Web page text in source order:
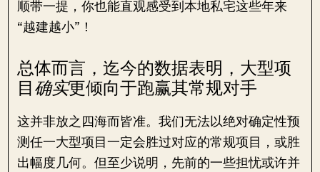
顺带一提，你也能直观感受到本地私宅这些年来
“越建越小”！
总体而言，迄今的数据表明，大型项
目确实更倾向于跑赢其常规对手
这并非放之四海而皆准。我们无法以绝对确定性预
测任一大型项目一定会胜过对应的常规项目，或胜
出幅度几何。但至少说明，先前的一些担忧或许并